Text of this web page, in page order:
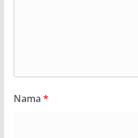
Nama *